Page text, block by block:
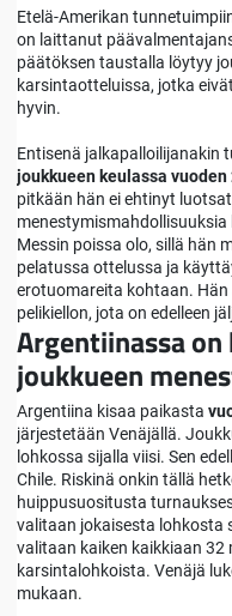
Etelä-Amerikan
on laittanut
päätöksen taustalla löytyy
karsintaotteluissa, jotka
hyvin.
Entisenä jalkapalloilijanakin
joukkueen keulassa vuoden
pitkään hän ei ehtinyt
Messin poissa olo, sillä hän
pelatussa ottelussa ja
erotuomareita kohtaan.
pelikiellon, jota on edelleen
Argentiinassa
joukkueen
Argentiina kisaa paikasta
järjestetään Venäjällä.
lohkossa sijalla viisi. Sen
Chile. Riskinä onkin tällä
huippusuositusta
valitaan jokaisesta lohkosta
valitaan kaiken kaikkiaan
karsintalohkoista. Venäjä
mukaan.